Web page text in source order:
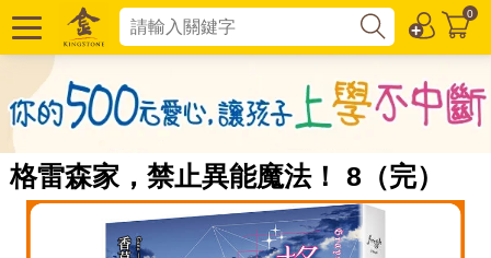
0
格雷森家，禁止異能魔法！ 8（完）